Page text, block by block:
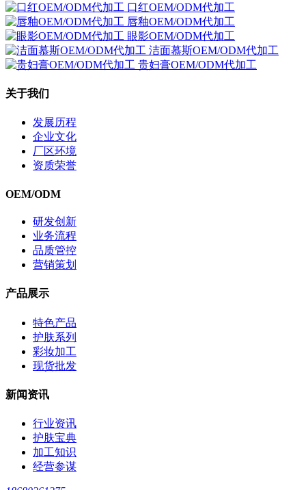
口红OEM/ODM代加工
唇釉OEM/ODM代加工
眼影OEM/ODM代加工
洁面慕斯OEM/ODM代加工
贵妇膏OEM/ODM代加工
关于我们
发展历程
企业文化
厂区环境
资质荣誉
OEM/ODM
研发创新
业务流程
品质管控
营销策划
产品展示
特色产品
护肤系列
彩妆加工
现货批发
新闻资讯
行业资讯
护肤宝典
加工知识
经营参谋